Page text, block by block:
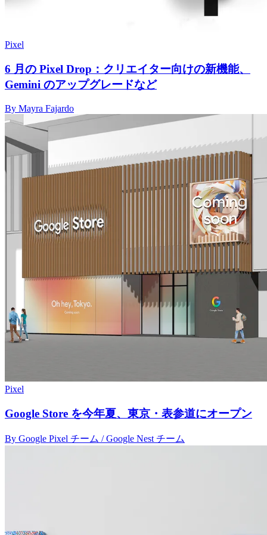
Pixel
6 月の Pixel Drop：クリエイター向けの新機能、
Gemini のアップグレードなど
By Mayra Fajardo
Pixel
Google Store を今年夏、東京・表参道にオープン
By Google Pixel チーム / Google Nest チーム